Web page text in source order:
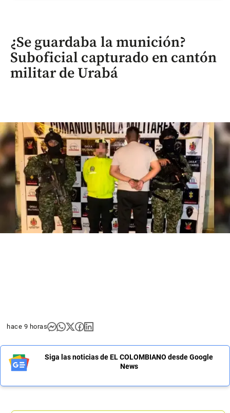
¿Se guardaba la munición?
Suboficial capturado en cantón
militar de Urabá
hace 9 horas
Siga las noticias de EL COLOMBIANO desde Google
News